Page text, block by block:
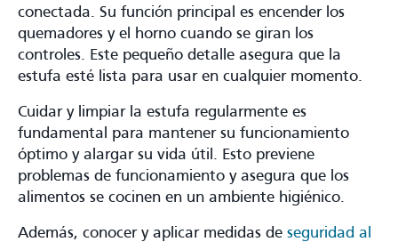
conectada. Su función principal es encender los
quemadores y el horno cuando se giran los
controles. Este pequeño detalle asegura que la
estufa esté lista para usar en cualquier momento.
Cuidar y limpiar la estufa regularmente es
fundamental para mantener su funcionamiento
óptimo y alargar su vida útil. Esto previene
problemas de funcionamiento y asegura que los
alimentos se cocinen en un ambiente higiénico.
Además, conocer y aplicar medidas de seguridad al